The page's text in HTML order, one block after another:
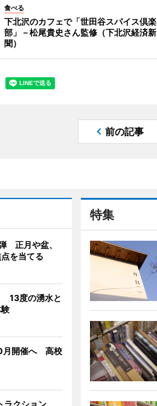
食べる
下北沢のカフェで「世田谷スパイス倶楽
部」－松尾貴史さん監修（下北沢経済新
聞）
前の記事
特集
正月や盆、
を当てる
13度の湧水と
月開催へ 高校
ラクション